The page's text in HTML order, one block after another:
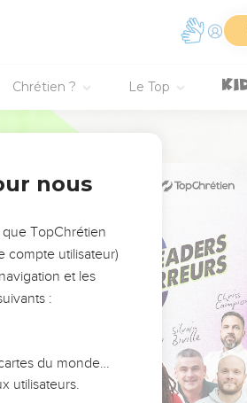
Chrétien ? Le Top
nous
TopChrétien
compte utilisateur)
et les
:
du monde…
utilisateurs.